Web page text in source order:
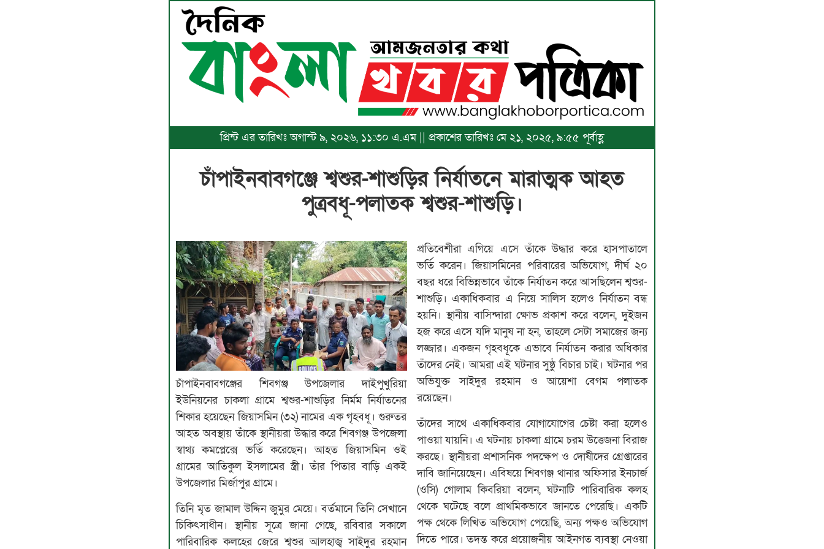
প্রিন্ট এর তারিখঃ অগাস্ট ৯, ২০২৬, ১১:৩০ এ.এম || প্রকাশের তারিখঃ মে ২১, ২০২৫, ৯:৫৫ পূর্বাহ্ণ
চাঁপাইনবাবগঞ্জে শ্বশুর-শাশুড়ির নির্যাতনে মারাত্মক আহত
পুত্রবধূ-পলাতক শ্বশুর-শাশুড়ি।
চাঁপাইনবাবগঞ্জের শিবগঞ্জ উপজেলার দাইপুখুরিয়া
ইউনিয়নের চাকলা গ্রামে শ্বশুর-শাশুড়ির নির্মম নির্যাতনের
শিকার হয়েছেন জিয়াসমিন (৩২) নামের এক গৃহবধূ। গুরুতর
আহত অবস্থায় তাঁকে স্থানীয়রা উদ্ধার করে শিবগঞ্জ উপজেলা
স্বাথ্য কমপ্লেক্সে ভর্তি করেছেন। আহত জিয়াসমিন ওই
গ্রামের আতিকুল ইসলামের স্ত্রী। তাঁর পিতার বাড়ি একই
উপজেলার মির্জাপুর গ্রামে।
তিনি মৃত জামাল উদ্দিন জুমুর মেয়ে। বর্তমানে তিনি সেখানে
চিকিৎসাধীন। স্থানীয় সূত্রে জানা গেছে, রবিবার সকালে
পারিবারিক কলহের জেরে শ্বশুর আলহাজ্ব সাইদুর রহমান
প্রতিবেশীরা এগিয়ে এসে তাঁকে উদ্ধার করে হাসপাতালে
ভর্তি করেন। জিয়াসমিনের পরিবারের অভিযোগ, দীর্ঘ ২০
বছর ধরে বিভিন্নভাবে তাঁকে নির্যাতন করে আসছিলেন শ্বশুর-
শাশুড়ি। একাধিকবার এ নিয়ে সালিস হলেও নির্যাতন বন্ধ
হয়নি। স্থানীয় বাসিন্দারা ক্ষোভ প্রকাশ করে বলেন, দুইজন
হজ করে এসে যদি মানুষ না হন, তাহলে সেটা সমাজের জন্য
লজ্জার। একজন গৃহবধূকে এভাবে নির্যাতন করার অধিকার
তাঁদের নেই। আমরা এই ঘটনার সুষ্ঠু বিচার চাই। ঘটনার পর
অভিযুক্ত সাইদুর রহমান ও আয়েশা বেগম পলাতক
রয়েছেন।
তাঁদের সাথে একাধিকবার যোগাযোগের চেষ্টা করা হলেও
পাওয়া যায়নি। এ ঘটনায় চাকলা গ্রামে চরম উত্তেজনা বিরাজ
করছে। স্থানীয়রা প্রশাসনিক পদক্ষেপ ও দোষীদের গ্রেপ্তারের
দাবি জানিয়েছেন। এবিষয়ে শিবগঞ্জ থানার অফিসার ইনচার্জ
(ওসি) গোলাম কিবরিয়া বলেন, ঘটনাটি পারিবারিক কলহ
থেকে ঘটেছে বলে প্রাথমিকভাবে জানতে পেরেছি। একটি
পক্ষ থেকে লিখিত অভিযোগ পেয়েছি, অন্য পক্ষও অভিযোগ
দিতে পারে। তদন্ত করে প্রয়োজনীয় আইনগত ব্যবস্থা নেওয়া